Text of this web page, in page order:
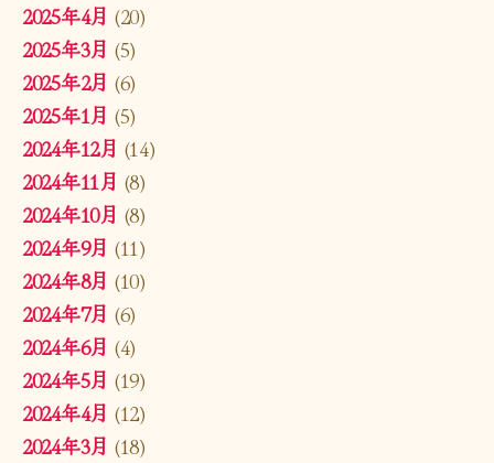
2025年4月 (20)
2025年3月 (5)
2025年2月 (6)
2025年1月 (5)
2024年12月 (14)
2024年11月 (8)
2024年10月 (8)
2024年9月 (11)
2024年8月 (10)
2024年7月 (6)
2024年6月 (4)
2024年5月 (19)
2024年4月 (12)
2024年3月 (18)